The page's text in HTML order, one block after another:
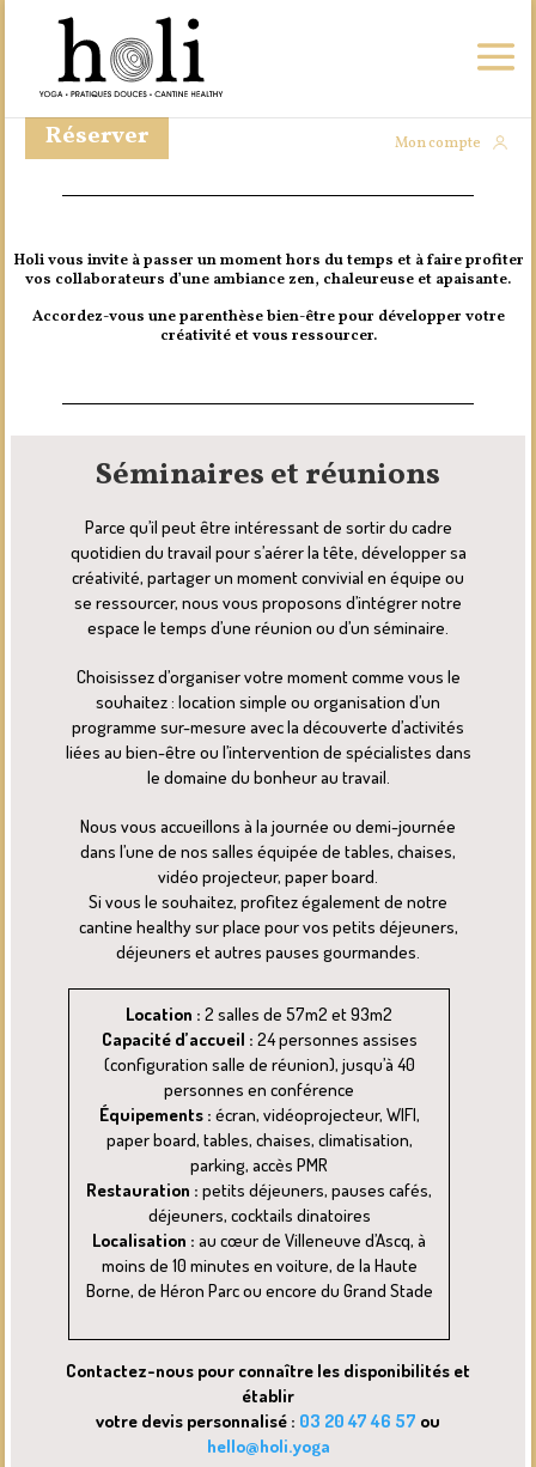
Réserver Mon compte
Holi vous invite à passer un moment hors du temps et à faire profiter
vos collaborateurs d’une ambiance zen, chaleureuse et apaisante.
Accordez-vous une parenthèse bien-êtrepour développer votre
créativité et vous ressourcer.
Séminaires et réunions
Parce qu’il peut être intéressant de sortir du cadre
quotidien du travail pour s’aérer la tête, développer sa
créativité, partager un moment convivial en équipe ou
se ressourcer, nous vous proposons d’intégrer notre
espace le temps d’une réunion ou d’un séminaire.
Choisissez d’organiser votre moment comme vous le
souhaitez : location simple ou organisation d’un
programme sur-mesure avec la découverte d’activités
liées au bien-être ou l’intervention de spécialistes dans
le domaine du bonheur au travail.
Nous vous accueillons à la journée ou demi-journée
dans l’une de nos salles équipée de tables, chaises,
vidéo projecteur, paper board.
Si vous le souhaitez, profitez également de notre
cantine healthy sur place pour vos petits déjeuners,
déjeuners et autres pauses gourmandes.
Location : 2 salles de 57m2 et 93m2
Capacité d’accueil : 24 personnes assises
(configuration salle de réunion), jusqu’à 40
personnes en conférence
Équipements : écran, vidéoprojecteur, WIFI,
paper board, tables, chaises, climatisation,
parking, accès PMR
Restauration : petits déjeuners, pauses cafés,
déjeuners, cocktails dinatoires
Localisation : au cœur de Villeneuve d’Ascq, à
moins de 10 minutes en voiture, de la Haute
Borne, de Héron Parc ou encore du Grand Stade
Contactez-nous pour connaître les disponibilités et
établir
votre devis personnalisé : 03 20 47 46 57 ou
hello@holi.yoga